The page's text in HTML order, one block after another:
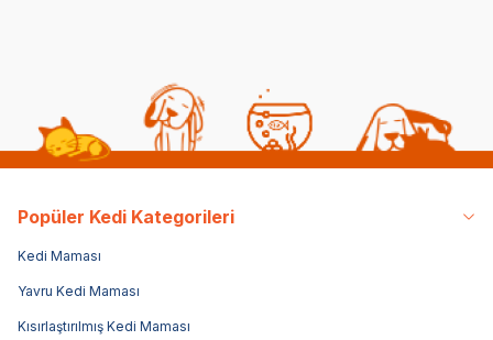
Popüler Kedi Kategorileri
Kedi Maması
Yavru Kedi Maması
Kısırlaştırılmış Kedi Maması